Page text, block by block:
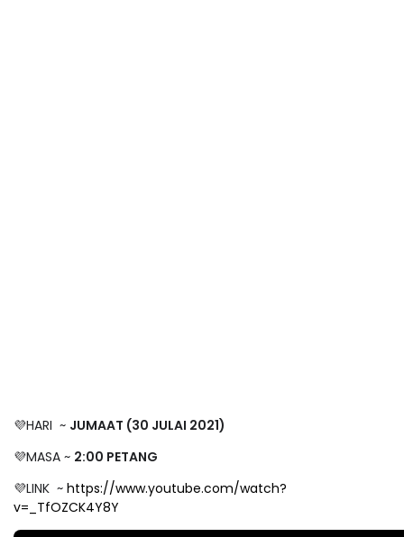
💜HARI ~ JUMAAT (30 JULAI 2021)
💜MASA ~ 2:00 PETANG
💜LINK ~ https://www.youtube.com/watch?
v=_TfOZCK4Y8Y